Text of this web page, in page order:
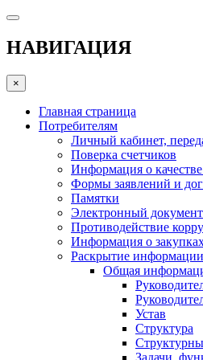
НАВИГАЦИЯ
×
Главная страница
Потребителям
Личный кабинет,
Поверка счетчиков
Информация о
Формы заявлений и
Памятки
Электронный
Противодействие
Информация о
Раскрытие информации
Общая
Устав
Структура
Задачи,